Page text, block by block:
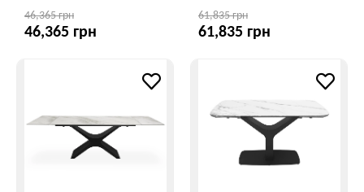
46,365 грн
46,365 грн
61,835 грн
61,835 грн